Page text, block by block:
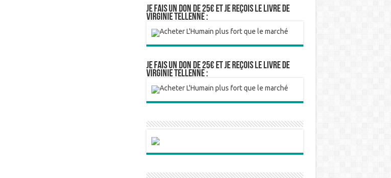
Je fais un don de 25€ et je reçois le livre de
Virginie Tellenne :
Je fais un don de 25€ et je reçois le livre de
Virginie Tellenne :